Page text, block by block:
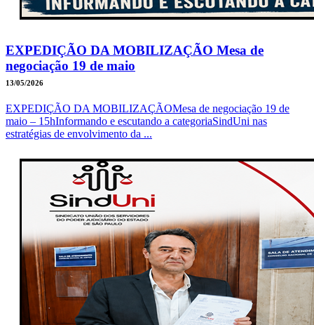
EXPEDIÇÃO DA MOBILIZAÇÃO Mesa de
negociação 19 de maio
13/05/2026
EXPEDIÇÃO DA MOBILIZAÇÃOMesa de negociação 19 de
maio – 15hInformando e escutando a categoriaSindUni nas
estratégias de envolvimento da ...